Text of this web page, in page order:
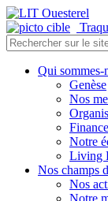
Qui sommes-
Genèse
Nos
Notre
Living
Nos champs
Nos
Notre